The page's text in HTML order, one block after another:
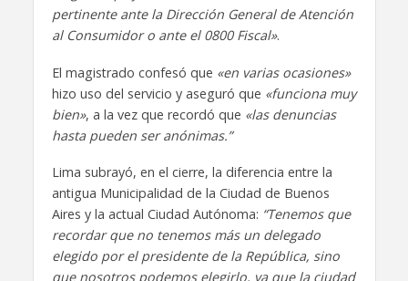
pertinente ante la Dirección General de Atención
al Consumidor o ante el 0800 Fiscal».
El magistrado confesó que «en varias ocasiones»
hizo uso del servicio y aseguró que «funciona muy
bien», a la vez que recordó que «las denuncias
hasta pueden ser anónimas.”
Lima subrayó, en el cierre, la diferencia entre la
antigua Municipalidad de la Ciudad de Buenos
Aires y la actual Ciudad Autónoma: “Tenemos que
recordar que no tenemos más un delegado
elegido por el presidente de la República, sino
que nosotros podemos elegirlo, ya que la ciudad